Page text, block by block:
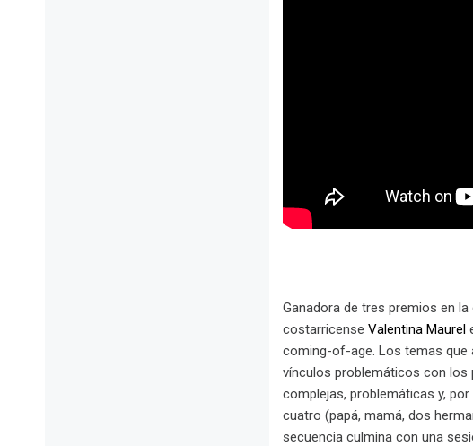
Ganadora de tres premios en
costarricense Valentina Maurel
coming-of-age. Los temas que
vínculos problemáticos con los
complejas, problemáticas y,
cuatro (papá, mamá, dos
secuencia culmina con una